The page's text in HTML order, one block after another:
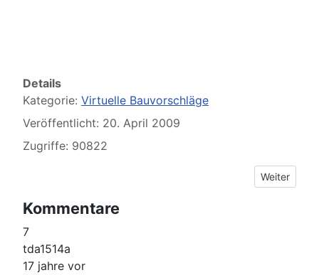
Details
Kategorie: Virtuelle Bauvorschläge
Veröffentlicht: 20. April 2009
Zugriffe: 90822
Nächster
Weiter
Kommentare
7
tda1514a
17 jahre vor